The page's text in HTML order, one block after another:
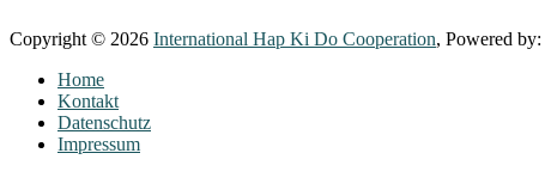
Copyright © 2026 International Hap Ki Do Cooperation, Powered by:
Home
Kontakt
Datenschutz
Impressum